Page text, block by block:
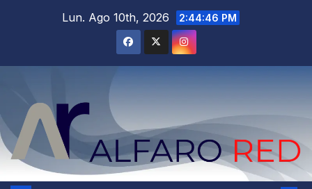
Lun. Ago 10th, 2026 2:44:48 PM